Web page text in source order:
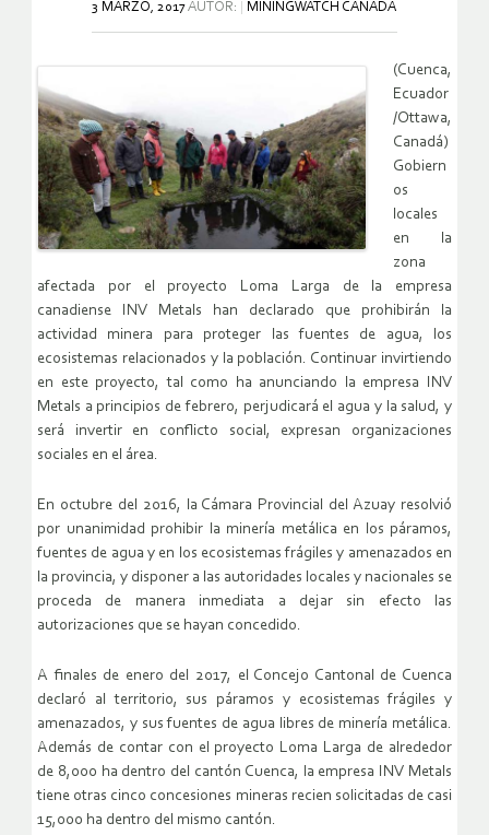
3 MARZO, 2017AUTOR: MININGWATCH CANADA
(Cuenca,
Ecuador
/Ottawa,
Canadá)
Gobiern
os
locales
en la
zona
afectada por el proyecto Loma Larga de la empresa
canadiense INV Metals han declarado que prohibirán la
actividad minera para proteger las fuentes de agua, los
ecosistemas relacionados y la población. Continuar invirtiendo
en este proyecto, tal como ha anunciando la empresa INV
Metals a principios de febrero, perjudicará el agua y la salud, y
será invertir en conflicto social, expresan organizaciones
sociales en el área.
En octubre del 2016, la Cámara Provincial del Azuay resolvió
por unanimidad prohibir la minería metálica en los páramos,
fuentes de agua y en los ecosistemas frágiles y amenazados en
la provincia, y disponer a las autoridades locales y nacionales se
proceda de manera inmediata a dejar sin efecto las
autorizaciones que se hayan concedido.
A finales de enero del 2017, el Concejo Cantonal de Cuenca
declaró al territorio, sus páramos y ecosistemas frágiles y
amenazados, y sus fuentes de agua libres de minería metálica.
Además de contar con el proyecto Loma Larga de alrededor
de 8,000 ha dentro del cantón Cuenca, la empresa INV Metals
tiene otras cinco concesiones mineras recien solicitadas de casi
15,000 ha dentro del mismo cantón.